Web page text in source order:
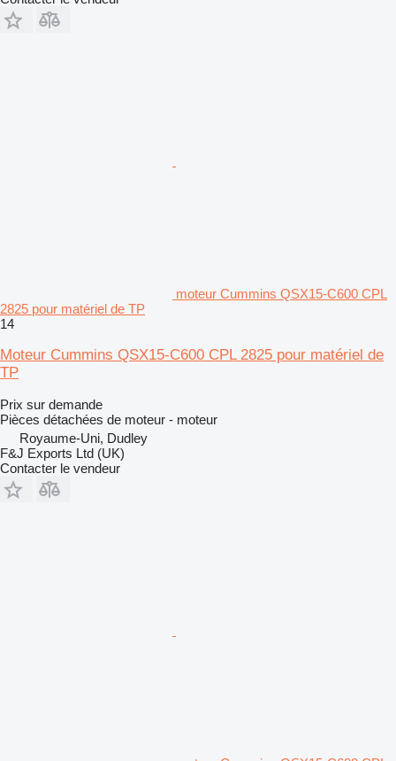
moteur Cummins QSX15-C600 CPL
2825 pour matériel de TP
14
Moteur Cummins QSX15-C600 CPL 2825 pour matériel de
TP
Prix sur demande
Pièces détachées de moteur - moteur
Royaume-Uni, Dudley
F&J Exports Ltd (UK)
Contacter le vendeur